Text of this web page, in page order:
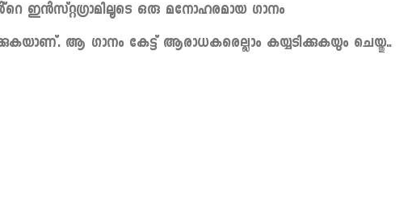
ഇൻസ്റ്റഗ്രാമിലൂടെ ഒരു മനോഹരമായ ഗാനം
ആ ഗാനം കേട്ട് ആരാധകരെല്ലാം കയ്യടിക്കുകയും ചെയ്തു..